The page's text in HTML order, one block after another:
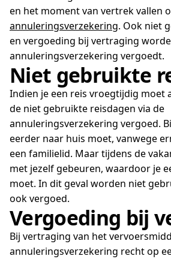
en het moment van vertrek vallen
annuleringsverzekering. Ook niet
en vergoeding bij vertraging
annuleringsverzekering vergoedt.
Niet gebruikte
Indien je een reis vroegtijdig moet
de niet gebruikte reisdagen via de
annuleringsverzekering vergoed.
eerder naar huis moet, vanwege
een familielid. Maar tijdens de
met jezelf gebeuren, waardoor je
moet. In dit geval worden niet
ook vergoed.
Vergoeding bij
Bij vertraging van het
annuleringsverzekering recht op